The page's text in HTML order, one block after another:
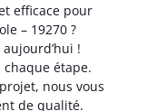
efficace pour
– 19270 ?
!
étape.
nous vous
de qualité.